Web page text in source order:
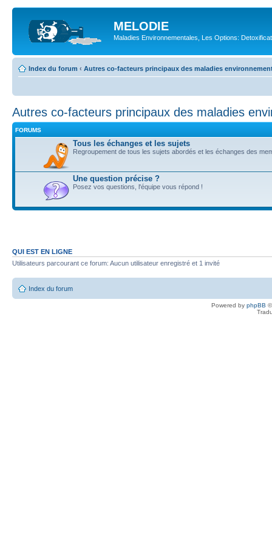
MELODIE
Maladies Environnementales, Les Options:
Index du forum ‹ Autres co-facteurs principaux des maladies
Autres co-facteurs principaux des maladies
FORUMS
Tous les échanges et les sujets
Regroupement de tous les sujets abordés et les échanges des
Une question précise ?
Posez vos questions, l'équipe vous répond !
QUI EST EN LIGNE
Utilisateurs parcourant ce forum: Aucun utilisateur enregistré et 1 invité
Index du forum
Powered by phpBB